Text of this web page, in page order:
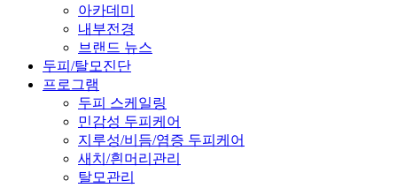
아카데미
내부전경
브랜드 뉴스
두피/탈모진단
프로그램
두피 스케일링
민감성 두피케어
지루성/비듬/염증 두피케어
새치/흰머리관리
탈모관리